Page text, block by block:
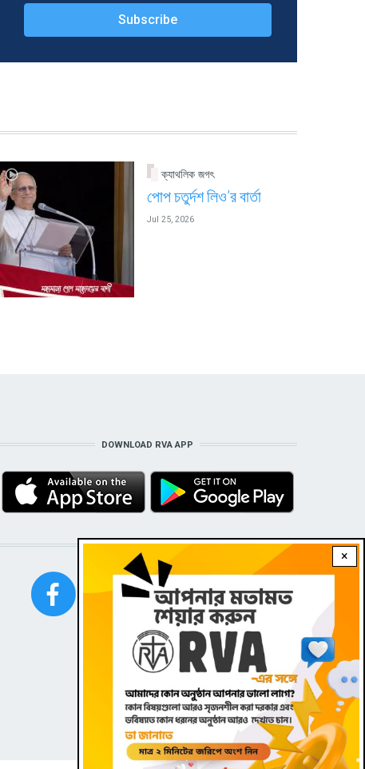
ক্যাথলিক জগৎ
পোপ চতুর্দশ লিও’র বার্তা
Jul 25, 2026
×
DOWNLOAD RVA APP
STAY CONNECTED WITH US!